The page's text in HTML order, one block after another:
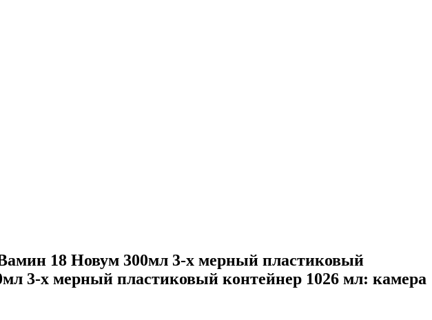
18 Новум 300мл 3-х мерный пластиковый
3-х мерный пластиковый контейнер 1026 мл: камера